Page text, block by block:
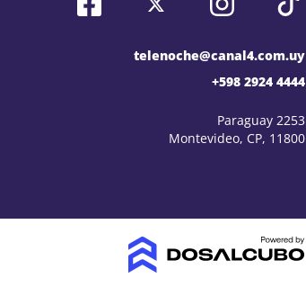
telenoche@canal4.com.uy
+598 2924 4444
Paraguay 2253
Montevideo, CP, 11800